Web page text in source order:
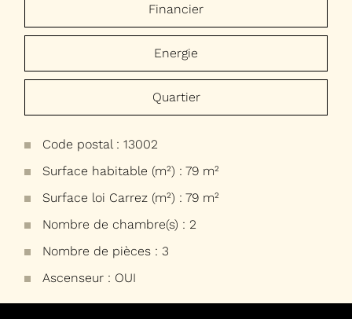
Financier
Energie
Quartier
Code postal : 13002
Surface habitable (m²) : 79 m²
Surface loi Carrez (m²) : 79 m²
Nombre de chambre(s) : 2
Nombre de pièces : 3
Ascenseur : OUI
la ville de marseille (13002)